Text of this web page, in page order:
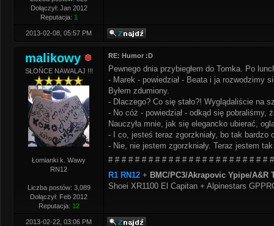
Dołączył: Jan 2012
Reputacja: 1
2013-02-08, 05:57 PM
malikowy
SŁOŃCE NAWALAJ !!!
Łomianki k. Wawy
RN12
Liczba postów: 3,089
Dołączył: Feb 2012
Reputacja: 12
RE: Humor :D
Pewnego dnia przybiegłem do Tomka. Po
- Marek - powiedział - Beata i ja rozwodzimy
Byłem zdumiony.
- Dlaczego? Co się stało?! Wyglądaliście na
- No cóż - powiedział - odkąd się pobraliśmy,
Nauczyła mnie, jak się elegancko ubierać,
- I co, jesteś teraz zgorzkniały, bo tak bardzo
- Nie, nie jestem zgorzkniały. Teraz jestem
# # # # # # # # # # # # # # # # # # # # # # # #
R1 RN12 + BMC/PC3/Akrapovic Ypipe/A&R
Shoei XR1100 El Capitan + Alpinestars
2013-02-22, 03:06 PM